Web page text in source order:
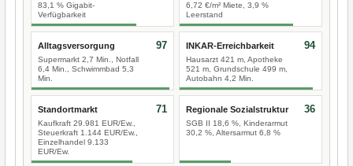
83,1 % Gigabit-
Verfügbarkeit
6,72 €/m² Miete, 3,9 %
Leerstand
Alltagsversorgung
Supermarkt 2,7 Min., Notfall
6,4 Min., Schwimmbad 5,3
Min.
97 INKAR-Erreichbarkeit
Hausarzt 421 m, Apotheke
521 m, Grundschule 499 m,
Autobahn 4,2 Min.
94
Standortmarkt
Kaufkraft 29.981 EUR/Ew.,
Steuerkraft 1.144 EUR/Ew.,
Einzelhandel 9.133
EUR/Ew.
71 Regionale Sozialstruktur
SGB II 18,6 %, Kinderarmut
30,2 %, Altersarmut 6,8 %
36